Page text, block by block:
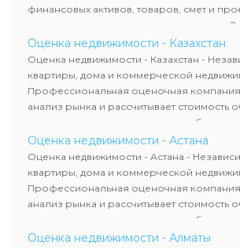
финансовых активов, товаров, смет и
оценка животных и недропользования.
определяют рыночную стоимость
рассчитывают ущерб. Все отчеты
требованиям законодательства и
сделок, кредитования и судебных
Оценка недвижимости - Казахстан
Оценка недвижимости - Казахстан -
квартиры, дома и коммерческой
Профессиональная оценочная
анализ рынка и рассчитывает стоимость
продажи, ипотеки, аренды и судебных
недвижимости включает современные
гарантирует объективные результаты.
используются для банков, судов и
всему Казахстану.
Оценка недвижимости - Астана
Оценка недвижимости - Астана -
квартиры, дома и коммерческой
Профессиональная оценочная
анализ рынка и рассчитывает стоимость
продажи, ипотеки, аренды и судебных
недвижимости включает современные
Оценка недвижимости - Алматы